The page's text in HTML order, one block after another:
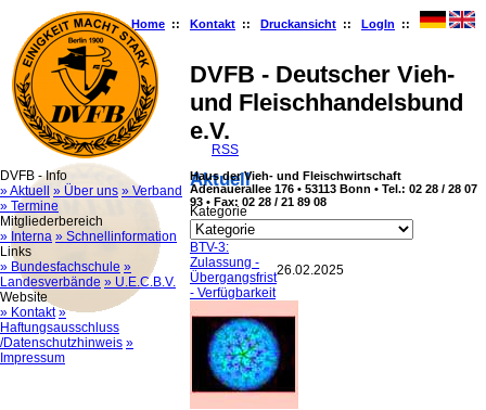
Home :: Kontakt :: Druckansicht :: LogIn ::
DVFB - Deutscher Vieh-
und Fleischhandelsbund
e.V.
Haus der Vieh- und Fleischwirtschaft
Adenauerallee 176 • 53113 Bonn • Tel.: 02 28 / 28 07
93 • Fax: 02 28 / 21 89 08
DVFB - Info
» Aktuell
» Über uns » Verband
» Termine
Mitgliederbereich
» Interna » Schnellinformation
Links
» Bundesfachschule »
Landesverbände » U.E.C.B.V.
Website
» Kontakt »
Haftungsausschluss
/Datenschutzhinweis »
Impressum
RSS
Aktuell
Kategorie
BTV-3:
Zulassung -
Übergangsfrist
- Verfügbarkeit
26.02.2025